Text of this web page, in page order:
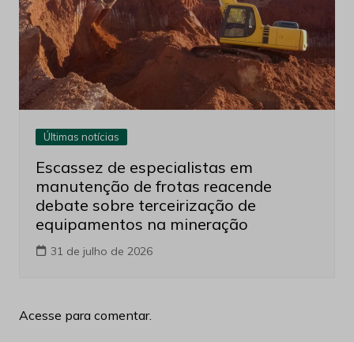
Últimas notícias
Escassez de especialistas em
manutenção de frotas reacende
debate sobre terceirização de
equipamentos na mineração
31 de julho de 2026
Acesse para comentar.